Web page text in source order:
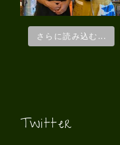
さらに読み込む...
Twitter